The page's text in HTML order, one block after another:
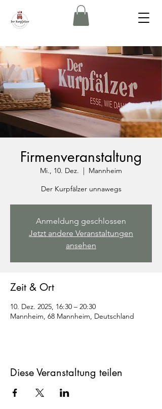
Firmenveranstaltung
Mi., 10. Dez.
  |
Mannheim
Der Kurpfälzer unnawegs
Anmeldung geschlossen
Jetzt andere Veranstaltungen
ansehen
Zeit & Ort
10. Dez. 2025, 16:30 – 20:30
Mannheim, 68 Mannheim, Deutschland
Diese Veranstaltung teilen